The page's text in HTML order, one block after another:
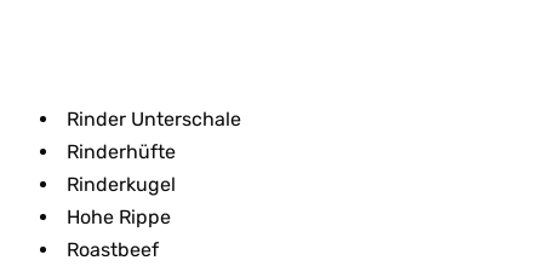
Rinder Unterschale
Rinderhüfte
Rinderkugel
Hohe Rippe
Roastbeef